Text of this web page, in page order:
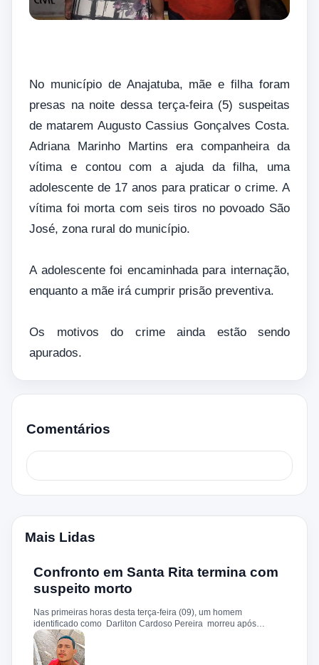
No município de Anajatuba, mãe e filha foram
presas na noite dessa terça-feira (5) suspeitas
de matarem Augusto Cassius Gonçalves Costa.
Adriana Marinho Martins era companheira da
vítima e contou com a ajuda da filha, uma
adolescente de 17 anos para praticar o crime. A
vítima foi morta com seis tiros no povoado São
José, zona rural do município.
A adolescente foi encaminhada para internação,
enquanto a mãe irá cumprir prisão preventiva.
Os motivos do crime ainda estão sendo
apurados.
Comentários
Mais Lidas
Confronto em Santa Rita termina com
suspeito morto
Nas primeiras horas desta terça-feira (09), um homem
identificado como Darliton Cardoso Pereira morreu após
confronto com a Polícia Militar no povoado Timbotiba, zona rural
de Santa Rita. De acordo com a PM, os policiais estavam
cumprindo um mandado de prisão contra Darliton, apontado